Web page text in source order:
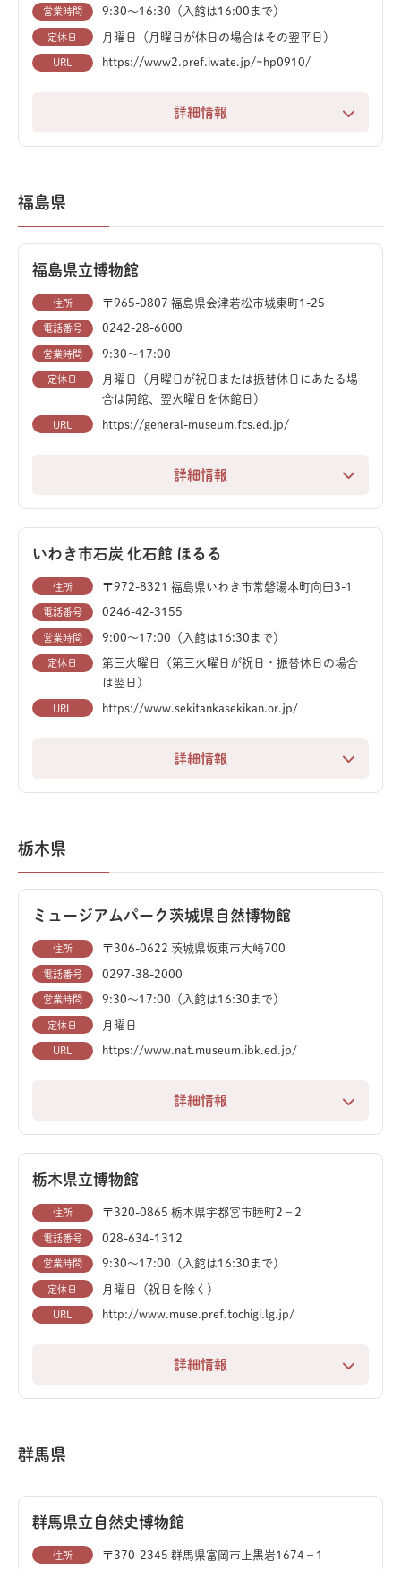
しょう。
営業時間 9:30〜16:30（入館は16:00まで）
定休日 月曜日（月曜日が休日の場合はその翌平日）
URL https://www2.pref.iwate.jp/~hp0910/
詳細情報
岩手県の豊かな自然と深い歴史、そして文化を体験でき
ことができます。化石や岩石、動植物の標本に加え、地
域の暮らしを伝える民俗資料も豊富に揃っており、幅広
い関心を持つ人々を惹きつけます。
盛岡観光の際に立ち寄れば、忘れられない知的な体験が
できるでしょう。
福島県
福島県立博物館
住所 〒965-0807 福島県会津若松市城東町1-25
電話番号 0242-28-6000
営業時間 9:30～17:00
定休日
月曜日（月曜日が祝日または振替休日にあたる場
合は開館、翌火曜日を休館日）
URL https://general-museum.fcs.ed.jp/
詳細情報
会津若松市のシンボル、鶴ヶ城のすぐそばに位置する総
合文化博物館です。この地の豊かな歴史、独自の民俗、
そして美しい自然を幅広く紹介しています。
古代から現代までの福島の歩みを、深く、そして多角的
に学べる貴重な施設です。
いわき市石炭 化石館 ほるる
住所 〒972-8321 福島県いわき市常磐湯本町向田3-1
電話番号 0246-42-3155
営業時間 9:00〜17:00（入館は16:30まで）
定休日
第三火曜日（第三火曜日が祝日・振替休日の場合
は翌日）
URL https://www.sekitankasekikan.or.jp/
詳細情報
かつて石炭の街として栄えたいわき市の歴史と、太古の
しめます。
け役となった「フタバスズキリュウ（フタバサウルス・
スズキイ）」です。発見された当時の状態を再現した産
状模型と、全長約6.5mの迫力ある全身復元骨格を同時
に見ることができます。
ティラノサウルスやトリケラトプス、マメンチサウルス
など、おなじみの恐竜に加え、海棲爬虫類や翼竜の貴重
ックな演出で、今にも動き出しそうな恐竜たちの世界に
引き込まれます。
また、この博物館の最大の特徴は、「実物化石」に触れ
ントサウルスの脛骨に直接触れたり、アパトサウルスと
背比べをして記念写真を撮ったりと、巨大な恐竜を五感
で感じることができます。
常磐炭田の歴史をリアルに再現した模擬坑道や、化石発
入館料なしで立ち寄れるミュージアムショップでは、
石」といったユニークなオリジナル商品が豊富に揃って
栃木県
ミュージアムパーク茨城県自然博物館
住所 〒306-0622 茨城県坂東市大崎700
電話番号 0297-38-2000
営業時間 9:30～17:00（入館は16:30まで）
定休日 月曜日
URL https://www.nat.museum.ibk.ed.jp/
詳細情報
「過去に学び、現在を識り、未来を測る」というコンセ
プトのもと、宇宙、地球、そして生物の歴史をたどる自
然史系博物館です。茨城県最大級の自然保全地域「菅生
沼」に隣接する約16万平方メートルの広大な敷地で、
科学と自然の奥深さを存分に体感できます。
本館2階に足を踏み入れると、巨大な松花江マンモス
（全長約9m）とヌオエロサウルス（全長約26m）の骨
格標本が来館者を迎えます。その圧倒的なスケールは、
マは、まるで生きているかのような迫力で、子どもから
46億年前の地球誕生から生命の進化、宇宙の神秘ま
ができる標本を通じて体験的に学べます。ガイドツアー
栃木県立博物館
住所 〒320-0865 栃木県宇都宮市睦町2−2
電話番号 028-634-1312
営業時間 9:30～17:00（入館は16:30まで）
定休日 月曜日（祝日を除く）
URL http://www.muse.pref.tochigi.lg.jp/
詳細情報
栃木県の豊かな自然、文化、そして歴史を一度に学べる
ることができます。
という珍しいアロサウルスの展示です。そのユニークな
姿は、訪れる人々に強い印象を与えます。
群馬県
群馬県立自然史博物館
住所 〒370-2345 群馬県富岡市上黒岩1674−1